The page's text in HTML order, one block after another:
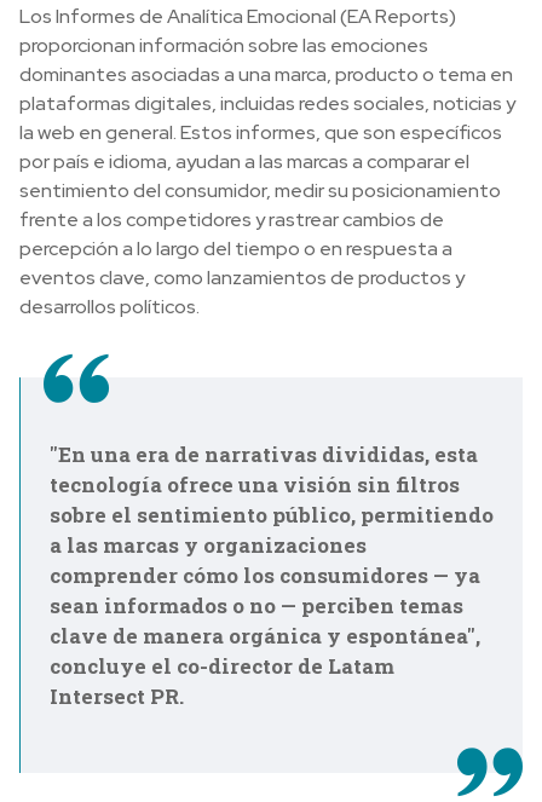
Los Informes de Analítica Emocional (EA Reports)
proporcionan información sobre las emociones
dominantes asociadas a una marca, producto o tema en
plataformas digitales, incluidas redes sociales, noticias y
la web en general. Estos informes, que son específicos
por país e idioma, ayudan a las marcas a comparar el
sentimiento del consumidor, medir su posicionamiento
frente a los competidores y rastrear cambios de
percepción a lo largo del tiempo o en respuesta a
eventos clave, como lanzamientos de productos y
desarrollos políticos.
"En una era de narrativas divididas, esta
tecnología ofrece una visión sin filtros
sobre el sentimiento público, permitiendo
a las marcas y organizaciones
comprender cómo los consumidores — ya
sean informados o no — perciben temas
clave de manera orgánica y espontánea'',
concluye el co-director de Latam
Intersect PR.